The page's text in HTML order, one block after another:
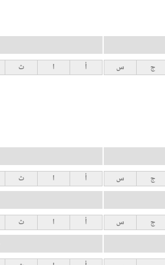
ج س أ ا ث
ج س أ ا ث
ج س أ ا ث